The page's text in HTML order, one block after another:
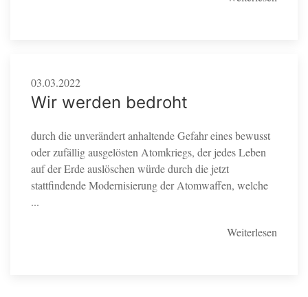
03.03.2022
Wir werden bedroht
durch die unverändert anhaltende Gefahr eines bewusst
oder zufällig ausgelösten Atomkriegs, der jedes Leben
auf der Erde auslöschen würde durch die jetzt
stattfindende Modernisierung der Atomwaffen, welche
...
Weiterlesen